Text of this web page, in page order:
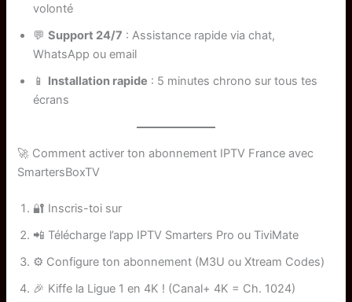
volonté
💬Support 24/7 : Assistance rapide via chat,
WhatsApp ou email
📱 Installation rapide : 5 minutes chrono sur tous tes
écrans
🚀 Comment activer ton abonnement IPTV France avec
SmartersBoxTV
🔐 Inscris-toi sur
📲 Télécharge l’app IPTV Smarters Pro ou TiviMate
⚙️ Configure ton abonnement (M3U ou Xtream Codes)
🎉 Kiffe la Ligue 1 en 4K ! (Canal+ 4K = Ch. 1024)